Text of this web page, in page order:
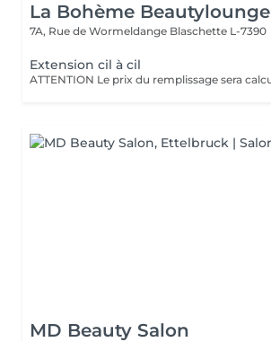
La Bohème Beautylounge
7A, Rue de Wormeldange Blaschette L-7390
Extension cil à cil
MD Beauty Salon